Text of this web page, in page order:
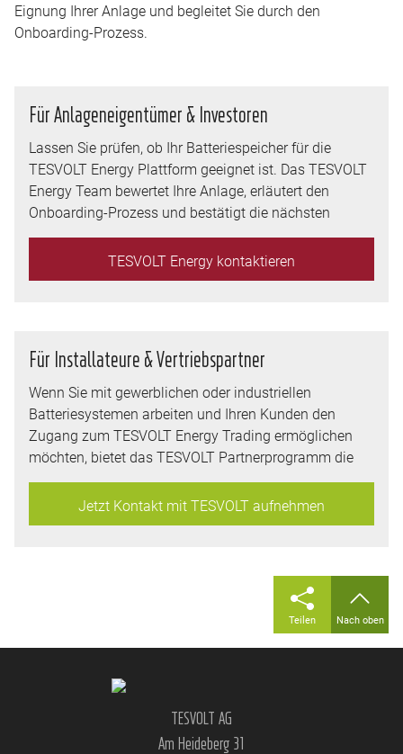
Eignung Ihrer Anlage und begleitet Sie durch den
Onboarding-Prozess.
Für Anlageneigentümer & Investoren
Lassen Sie prüfen, ob Ihr Batteriespeicher für die
TESVOLT Energy Plattform geeignet ist. Das TESVOLT
Energy Team bewertet Ihre Anlage, erläutert den
Onboarding-Prozess und bestätigt die nächsten
Schritte — unverbindlich.
TESVOLT Energy kontaktieren
Für Installateure & Vertriebspartner
Wenn Sie mit gewerblichen oder industriellen
Batteriesystemen arbeiten und Ihren Kunden den
Zugang zum TESVOLT Energy Trading ermöglichen
möchten, bietet das TESVOLT Partnerprogramm die
nötigen Werkzeuge, Schulungen und Unterstützung.
contact@tesvolt-energy.com
Jetzt Kontakt mit TESVOLT aufnehmen
Teilen Nach oben
TESVOLT AG
Am Heideberg 31